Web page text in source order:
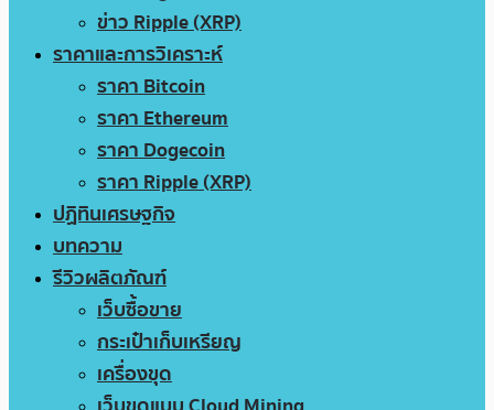
ข่าว Ripple (XRP)
ราคาและการวิเคราะห์
ราคา Bitcoin
ราคา Ethereum
ราคา Dogecoin
ราคา Ripple (XRP)
ปฏิทินเศรษฐกิจ
บทความ
รีวิวผลิตภัณฑ์
เว็บซื้อขาย
กระเป๋าเก็บเหรียญ
เครื่องขุด